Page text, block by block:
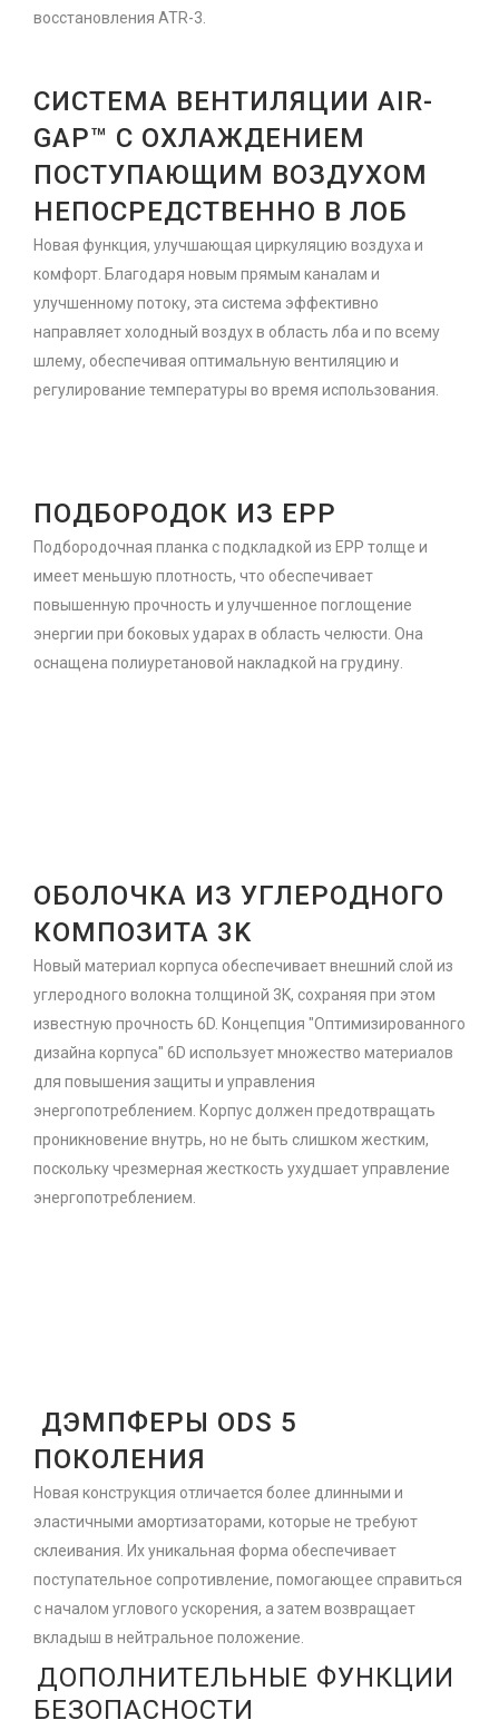
восстановления ATR-3.
СИСТЕМА ВЕНТИЛЯЦИИ AIR-
GAP™ С ОХЛАЖДЕНИЕМ
ПОСТУПАЮЩИМ ВОЗДУХОМ
НЕПОСРЕДСТВЕННО В ЛОБ
Новая функция, улучшающая циркуляцию воздуха и
комфорт. Благодаря новым прямым каналам и
улучшенному потоку, эта система эффективно
направляет холодный воздух в область лба и по всему
шлему, обеспечивая оптимальную вентиляцию и
регулирование температуры во время использования.
ПОДБОРОДОК ИЗ EPP
Подбородочная планка с подкладкой из EPP толще и
имеет меньшую плотность, что обеспечивает
повышенную прочность и улучшенное поглощение
энергии при боковых ударах в область челюсти. Она
оснащена полиуретановой накладкой на грудину.
ОБОЛОЧКА ИЗ УГЛЕРОДНОГО
КОМПОЗИТА 3K
Новый материал корпуса обеспечивает внешний слой из
углеродного волокна толщиной 3K, сохраняя при этом
известную прочность 6D. Концепция "Оптимизированного
дизайна корпуса" 6D использует множество материалов
для повышения защиты и управления
энергопотреблением. Корпус должен предотвращать
проникновение внутрь, но не быть слишком жестким,
поскольку чрезмерная жесткость ухудшает управление
энергопотреблением.
ДЭМПФЕРЫ ODS 5
ПОКОЛЕНИЯ
Новая конструкция отличается более длинными и
эластичными амортизаторами, которые не требуют
склеивания. Их уникальная форма обеспечивает
поступательное сопротивление, помогающее справиться
с началом углового ускорения, а затем возвращает
вкладыш в нейтральное положение.
ДОПОЛНИТЕЛЬНЫЕ ФУНКЦИИ
БЕЗОПАСНОСТИ